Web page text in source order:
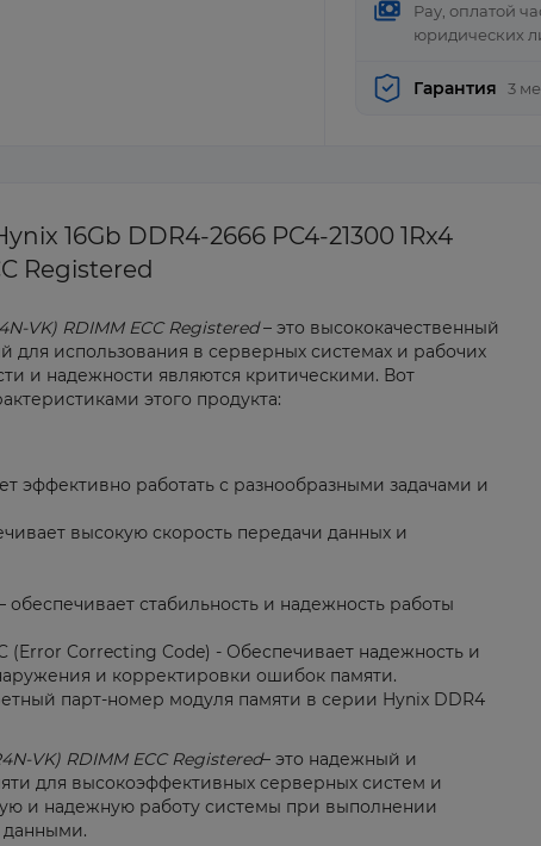
Pay, оплатой
юридических
Гарантия 3
16Gb DDR4-2666 PC4-21300 1Rx4
Registered
VK) RDIMM ECC Registered– это высококачественный
для использования в серверных системах и рабочих
и надежности являются критическими. Вот
этого продукта:
эффективно работать с разнообразными задачами и
высокую скорость передачи данных и
обеспечивает стабильность и надежность работы
(Error Correcting Code) - Обеспечивает надежность и
и корректировки ошибок памяти.
парт-номер модуля памяти в серии Hynix DDR4
VK) RDIMM ECC Registered– это надежный и
для высокоэффективных серверных систем и
и надежную работу системы при выполнении
данными.